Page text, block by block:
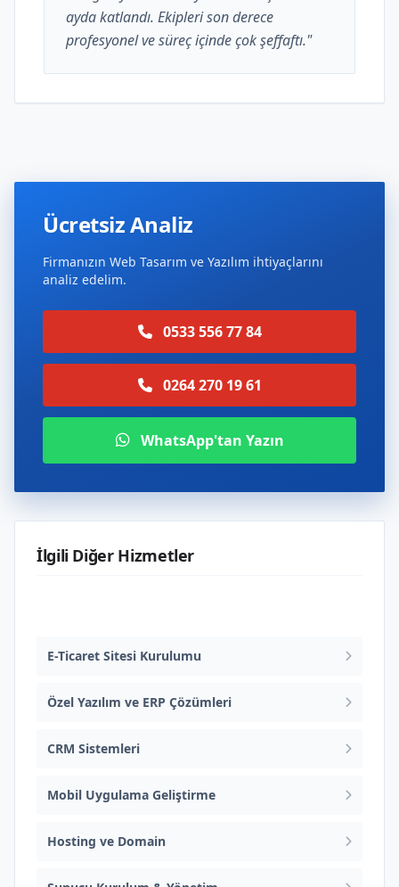
ayda katlandı. Ekipleri son derece
profesyonel ve süreç içinde çok şeffaftı."
Ücretsiz Analiz
Firmanızın Web Tasarım ve Yazılım ihtiyaçlarını
analiz edelim.
0533 556 77 84
0264 270 19 61
WhatsApp'tan Yazın
İlgili Diğer Hizmetler
E-Ticaret Sitesi Kurulumu
Özel Yazılım ve ERP Çözümleri
CRM Sistemleri
Mobil Uygulama Geliştirme
Hosting ve Domain